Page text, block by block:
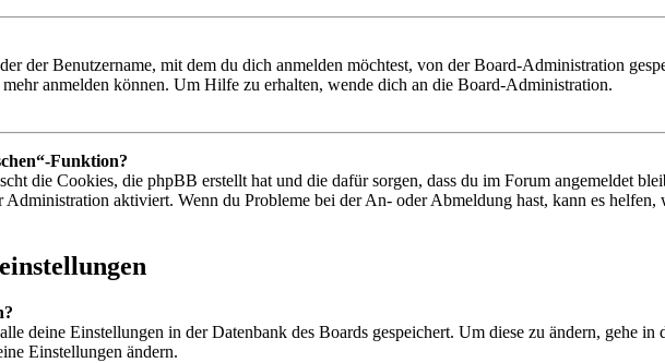
der Benutzername, mit dem du dich anmelden möchtest, von der Board-Administration
anmelden können. Um Hilfe zu erhalten, wende dich an die Board-Administration.
Funktion?
die Cookies, die phpBB erstellt hat und die dafür sorgen, dass du im Forum angemeldet
Administration aktiviert. Wenn du Probleme bei der An- oder Abmeldung hast, kann es
deine Einstellungen in der Datenbank des Boards gespeichert. Um diese zu ändern, gehe
Einstellungen ändern.